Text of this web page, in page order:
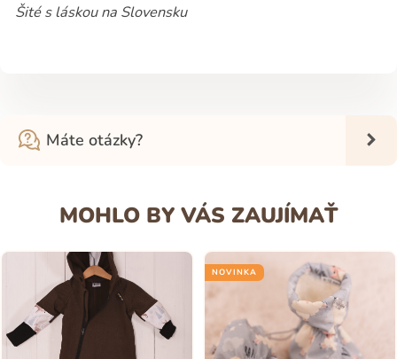
Šité s láskou na Slovensku
Máte otázky?
MOHLO BY VÁS ZAUJÍMAŤ
NOVINKA